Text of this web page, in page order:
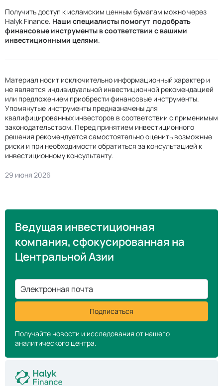
29 июня 2026
Получить доступ к исламским ценным бумагам можно через
Halyk Finance. Наши специалисты помогут подобрать
финансовые инструменты в соответствии с вашими
инвестиционными целями.
Материал носит исключительно информационный характер и
не является индивидуальной инвестиционной рекомендацией
или предложением приобрести финансовые инструменты.
Упомянутые инструменты предназначены для
квалифицированных инвесторов в соответствии с применимым
законодательством. Перед принятием инвестиционного
решения рекомендуется самостоятельно оценить возможные
риски и при необходимости обратиться за консультацией к
инвестиционному консультанту.
Ведущая инвестиционная
компания, сфокусированная на
Центральной Азии
Электронная почта
Подписаться
Получайте новости и исследования от нашего
аналитического центра.